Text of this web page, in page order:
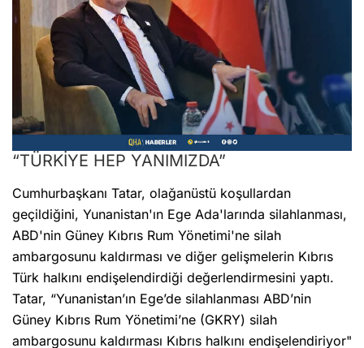
“TÜRKİYE HEP YANIMIZDA”
Cumhurbaşkanı Tatar, olağanüstü koşullardan
geçildiğini, Yunanistan'ın Ege Ada'larında silahlanması,
ABD'nin Güney Kıbrıs Rum Yönetimi'ne silah
ambargosunu kaldırması ve diğer gelişmelerin Kıbrıs
Türk halkını endişelendirdiği değerlendirmesini yaptı.
Tatar, “Yunanistan’ın Ege’de silahlanması ABD’nin
Güney Kıbrıs Rum Yönetimi’ne (GKRY) silah
ambargosunu kaldırması Kıbrıs halkını endişelendiriyor"